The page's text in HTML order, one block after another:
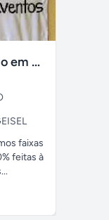
faixas no tecido em ate 24H
faixas
feitas à